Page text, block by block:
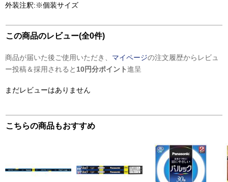
外装注釈:※個装サイズ
この商品のレビュー(全0件)
商品が届いた後ご使用いただき、 マイページの注文履歴からレビュ
ー投稿＆採用されると 10円分ポイント進呈
まだレビューはありません
こちらの商品もおすすめ